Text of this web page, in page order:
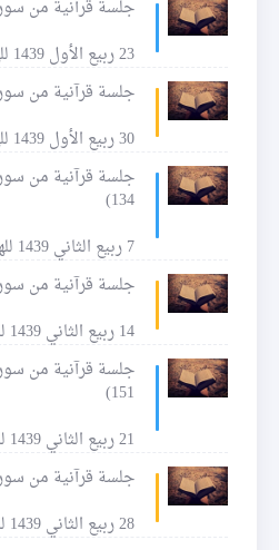
جلسة قرآنية من سورة
23 ربيع الأول 1439 للهجرة
جلسة قرآنية من سورة
30 ربيع الأول 1439 للهجرة
134)
7 ربيع الثاني 1439 للهجرة
جلسة قرآنية من سورة
14 ربيع الثاني 1439 للهجرة
151)
21 ربيع الثاني 1439 للهجرة
جلسة قرآنية من سورة
28 ربيع الثاني 1439 للهجرة